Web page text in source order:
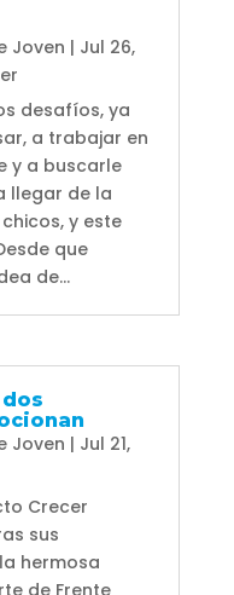
Joven | Jul 26,
desafíos, ya
a trabajar en
y a buscarle
llegar de la
y este
que
de...
Joven | Jul 21,
Crecer
sus
hermosa
de Frente